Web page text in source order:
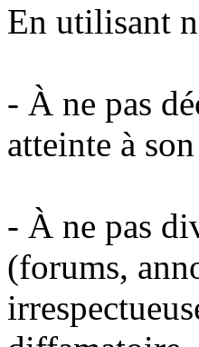
En utilisant
- À ne pas
atteinte à
- À ne pas
(forums,